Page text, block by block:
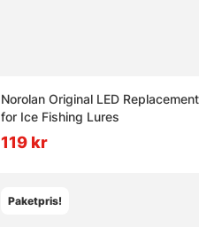
Norolan Original LED
for Ice Fishing Lures
119 kr
Paketpris!